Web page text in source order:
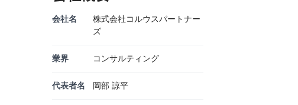
会社名
株式会社コルウスパートナー
ズ
業界 コンサルティング
代表者名 岡部 諒平